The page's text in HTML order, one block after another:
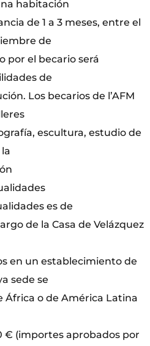
habitación
de 1 a 3 meses, entre el
de
por el becario será
de
Los becarios de l’AFM
escultura, estudio de
es de
de la Casa de Velázquez
en un establecimiento de
sede se
África o de América Latina
(importes aprobados por